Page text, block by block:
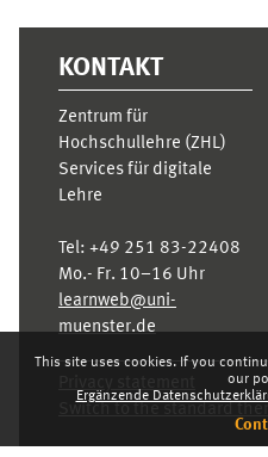
This site uses cookies. If you
our
Ergänzende
KONTAKT
Zentrum für
Hochschullehre (ZHL)
Services für digitale
Lehre
Tel: +49 251 83-22408
Mo.- Fr. 10–16 Uhr
learnweb@uni-
muenster.de